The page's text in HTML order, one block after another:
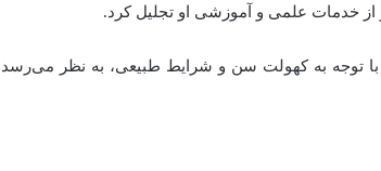
خدمات علمی و آموزشی او تجلیل کرد.
با توجه به کهولت سن و شرایط طبیعی، به نظر می‌رسد